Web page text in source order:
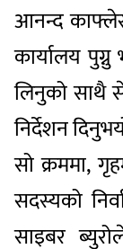
आनन्द
कार्यालय
लिनुको साथै
निर्देशन
सो क्रममा,
सदस्यको
साइबर